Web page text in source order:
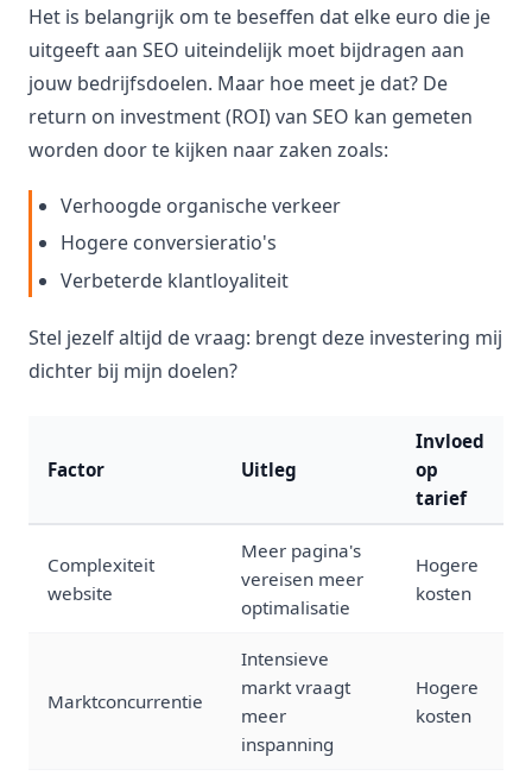
Het is belangrijk om te beseffen dat elke euro die je
uitgeeft aan SEO uiteindelijk moet bijdragen aan
jouw bedrijfsdoelen. Maar hoe meet je dat? De
return on investment (ROI) van SEO kan gemeten
worden door te kijken naar zaken zoals:
Verhoogde organische verkeer
Hogere conversieratio's
Verbeterde klantloyaliteit
Stel jezelf altijd de vraag: brengt deze investering mij
dichter bij mijn doelen?
Factor Uitleg
Invloed
op
tarief
Complexiteit
website
Meer pagina's
vereisen meer
optimalisatie
Hogere
kosten
Marktconcurrentie
Intensieve
markt vraagt
meer
inspanning
Hogere
kosten